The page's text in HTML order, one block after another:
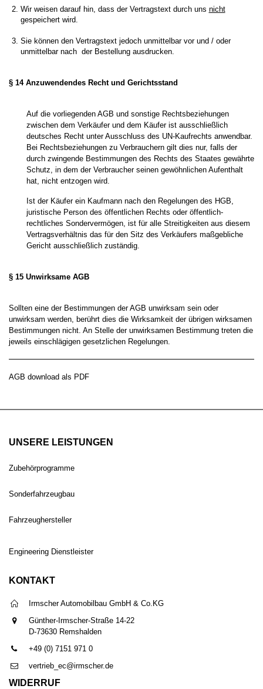
Wir weisen darauf hin, dass der Vertragstext durch uns nicht
gespeichert wird.
Sie können den Vertragstext jedoch unmittelbar vor und / oder
unmittelbar nach der Bestellung ausdrucken.
§ 14 Anzuwendendes Recht und Gerichtsstand
Auf die vorliegenden AGB und sonstige Rechtsbeziehungen
zwischen dem Verkäufer und dem Käufer ist ausschließlich
deutsches Recht unter Ausschluss des UN-Kaufrechts anwendbar.
Bei Rechtsbeziehungen zu Verbrauchern gilt dies nur, falls der
durch zwingende Bestimmungen des Rechts des Staates gewährte
Schutz, in dem der Verbraucher seinen gewöhnlichen Aufenthalt
hat, nicht entzogen wird.
Ist der Käufer ein Kaufmann nach den Regelungen des HGB,
juristische Person des öffentlichen Rechts oder öffentlich-
rechtliches Sondervermögen, ist für alle Streitigkeiten aus diesem
Vertragsverhältnis das für den Sitz des Verkäufers maßgebliche
Gericht ausschließlich zuständig.
§ 15 Unwirksame AGB
Sollten eine der Bestimmungen der AGB unwirksam sein oder
unwirksam werden, berührt dies die Wirksamkeit der übrigen wirksamen
Bestimmungen nicht. An Stelle der unwirksamen Bestimmung treten die
jeweils einschlägigen gesetzlichen Regelungen.
AGB download als PDF
UNSERE LEISTUNGEN
Zubehörprogramme
Sonderfahrzeugbau
Fahrzeughersteller
Engineering Dienstleister
KONTAKT
Irmscher Automobilbau GmbH & Co.KG
Günther-Irmscher-Straße 14-22
D-73630 Remshalden
+49 (0) 7151 971 0
vertrieb_ec@irmscher.de
WIDERRUF